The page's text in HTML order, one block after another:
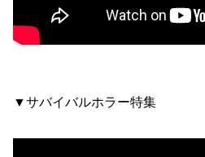
▼サバイバルホラー特集